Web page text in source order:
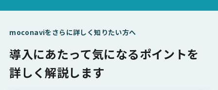
moconaviをさらに詳しく知りたい方へ
導入にあたって気になるポイントを
詳しく解説します